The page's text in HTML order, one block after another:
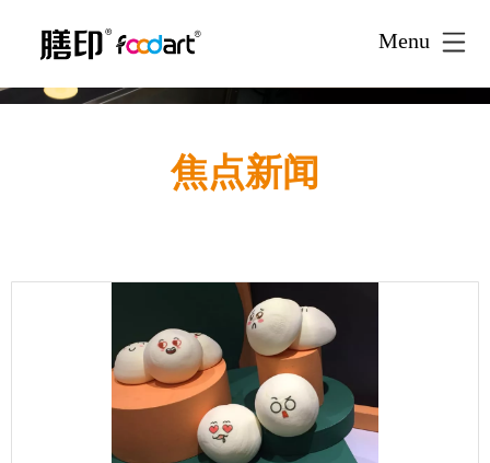
Menu
焦点新闻